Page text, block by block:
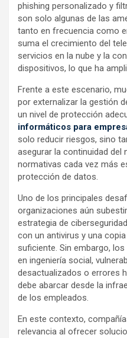
phishing personalizado y
son solo algunas de las
tanto en frecuencia como
suma el crecimiento del
servicios en la nube y la
dispositivos, lo que ha
Frente a este escenario,
por externalizar la gestión
un nivel de protección
informáticos para
solo reducir riesgos, sino
asegurar la continuidad del
normativas cada vez más
protección de datos.
Uno de los principales
organizaciones aún
estrategia de
con un antivirus y una
suficiente. Sin embargo,
en ingeniería social,
desactualizados o errores
debe abarcar desde la
de los empleados.
En este contexto,
relevancia al ofrecer